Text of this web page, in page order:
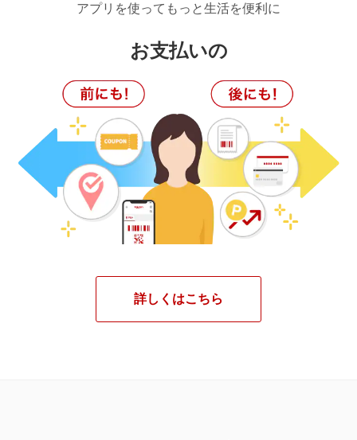
アプリを使ってもっと生活を便利に
お支払いの
詳しくはこちら